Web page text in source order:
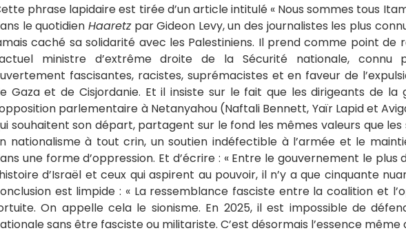
phrase lapidaire est tirée d’un article intitulé « Nous sommes tous
le quotidien Haaretzpar Gideon Levy, un des journalistes les plus
caché sa solidarité avec les Palestiniens. Il prend comme point de
ministre d’extrême droite de la Sécurité nationale, connu
fascisantes, racistes, suprémacistes et en faveur de
Gaza et de Cisjordanie. Et il insiste sur le fait que les dirigeants de la
parlementaire à Netanyahou (Naftali Bennett, Yaïr Lapid et
souhaitent son départ, partagent sur le fond les mêmes valeurs que les
nationalisme à tout crin, un soutien indéfectible à l’armée et le
une forme d’oppression. Et d’écrire : « Entre le gouvernement le plus
d’Israël et ceux qui aspirent au pouvoir, il n’y a que cinquante
est limpide : « La ressemblance fasciste entre la coalition et
On appelle cela le sionisme. En 2025, il est impossible de
sans être fasciste ou militariste. C’est désormais l’essence même